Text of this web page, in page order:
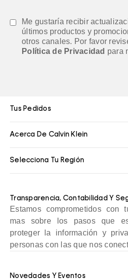
Me gustaría recibir
últimos productos y
otros canales. Por favor
Política de Privacidad para
Tus Pedidos
Acerca De Calvin Klein
Selecciona Tu Región
Transparencia, Contabilidad Y
Estamos comprometidos con
mas sobre los pasos que
proteger la información y
personas con las que nos
Novedades Y Eventos